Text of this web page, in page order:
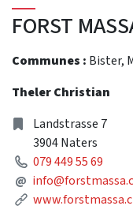
FORST
Communes : Bister,
Theler Christian
Address
Landstrasse 7
3904 Naters
Phone
079 449 55 69
@ Mail
Link